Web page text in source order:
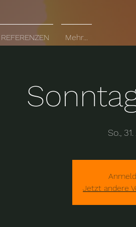
REFERENZEN Mehr...
So., 31.
Jetzt andere